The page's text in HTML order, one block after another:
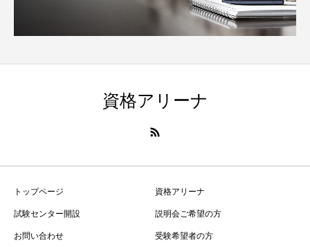
資格アリーナ
トップページ
資格アリーナ
試験センター開設
説明会ご希望の方
お問い合わせ
受験希望者の方